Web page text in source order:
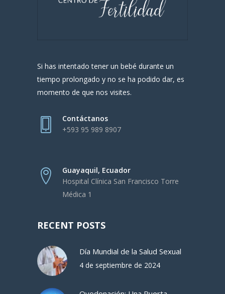
Si has intentado tener un bebé durante un
tiempo prolongado y no se ha podido dar, es
momento de que nos visites.
Contáctanos
+593 95 989 8907
Guayaquil, Ecuador
Hospital Clínica San Francisco Torre
Médica 1
RECENT POSTS
Día Mundial de la Salud Sexual
4 de septiembre de 2024